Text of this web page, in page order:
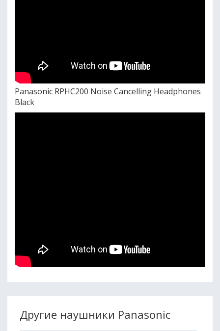
Panasonic RPHC200 Noise Cancelling Headphones
Black
Другие наушники Panasonic